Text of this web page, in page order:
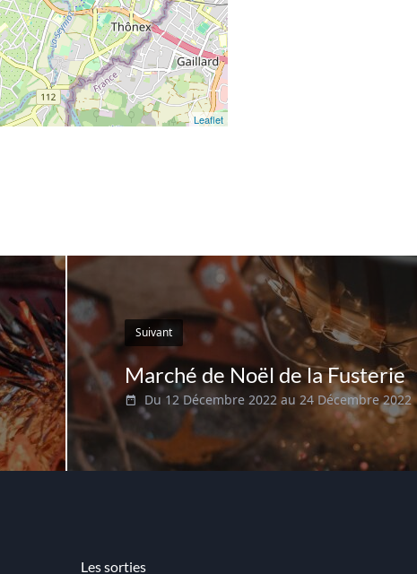
Leaflet
Suivant
Marché de Noël de la Fusterie
Du 12 Décembre 2022 au 24 Décembre 2022
Les sorties